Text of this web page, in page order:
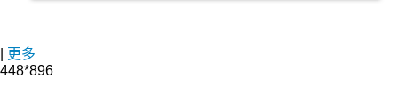
更多
448*896